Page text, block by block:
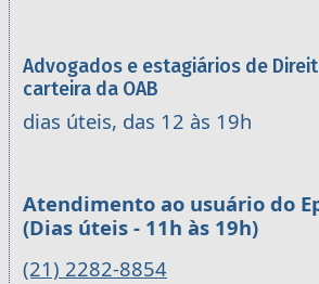
Advogados e estagiários de
carteira da OAB
dias úteis, das 12 às 19h
Atendimento ao usuário do
(Dias úteis - 11h às 19h)
(21) 2282-8854